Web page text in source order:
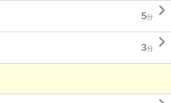
5分 
3分 